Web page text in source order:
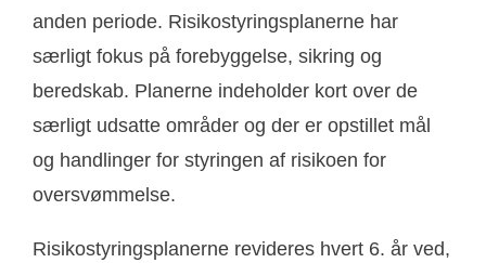
anden periode. Risikostyringsplanerne har
særligt fokus på forebyggelse, sikring og
beredskab. Planerne indeholder kort over de
særligt udsatte områder og der er opstillet mål
og handlinger for styringen af risikoen for
oversvømmelse.
Risikostyringsplanerne revideres hvert 6. år ved,